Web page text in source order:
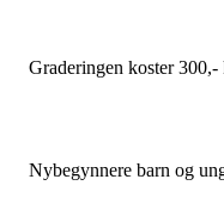
Graderingen koster 300,-
Nybegynnere barn og